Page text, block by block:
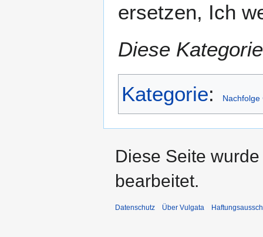
ersetzen, Ich
Diese
Kategorie: Nachfolge
Diese Seite
bearbeitet.
Datenschutz Über Vulgata